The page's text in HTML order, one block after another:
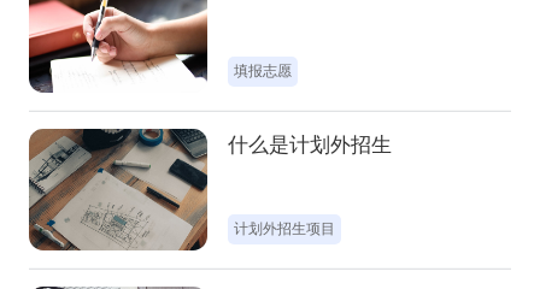
什么是计划外招生